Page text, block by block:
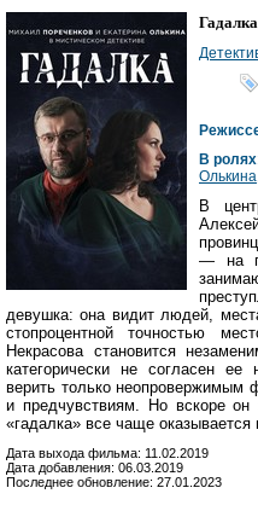
Гадалка
В ролях
Олькина
В
— на
девушка: она видит людей,
стопроцентной точностью
Некрасова становится
категорически не согласен
верить только неопровержимым
и предчувствиям. Но вскоре он
«гадалка» все чаще оказывается
Дата выхода фильма: 11.02.2019
Дата добавления: 06.03.2019
Последнее обновление: 27.01.2023